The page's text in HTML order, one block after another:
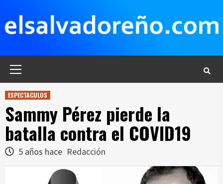
contenido
ESPECTACULOS
Sammy Pérez pierde la
batalla contra el COVID19
5 años hace Redacción